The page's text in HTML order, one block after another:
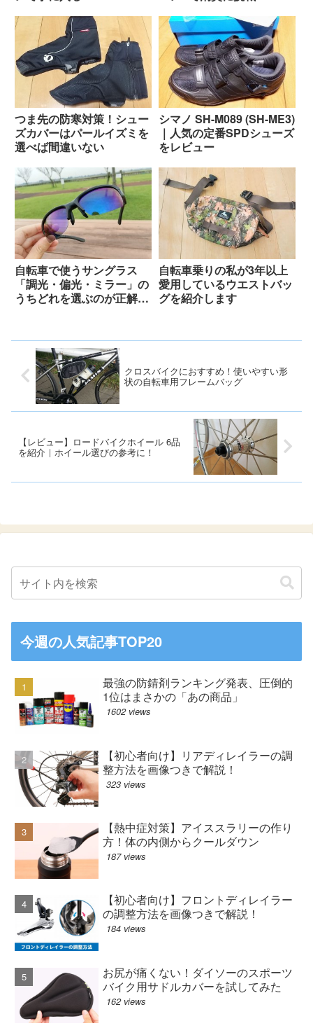
つま先の防寒対策！シュー
ズカバーはパールイズミを
選べば間違いない
シマノ SH-M089 (SH-ME3)
｜人気の定番SPDシューズ
をレビュー
自転車で使うサングラス
「調光・偏光・ミラー」の
うちどれを選ぶのが正解な
自転車乗りの私が3年以上
愛用しているウエストバッ
グを紹介します
クロスバイクにおすすめ！使いやすい形
状の自転車用フレームバッグ
【レビュー】ロードバイクホイール 6品
を紹介｜ホイール選びの参考に！
今週の人気記事TOP20
最強の防錆剤ランキング発表、圧倒的
1位はまさかの「あの商品」
1602 views
【初心者向け】リアディレイラーの調
整方法を画像つきで解説！
323 views
【熱中症対策】アイススラリーの作り
方！体の内側からクールダウン
187 views
【初心者向け】フロントディレイラー
の調整方法を画像つきで解説！
184 views
お尻が痛くない！ダイソーのスポーツ
バイク用サドルカバーを試してみた
162 views